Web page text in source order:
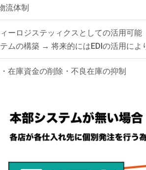
流体制
ーロジステッィクスとしての活用可能
ムの構築 → 将来的にはEDIの活用によ
在庫資金の削除・不良在庫の抑制